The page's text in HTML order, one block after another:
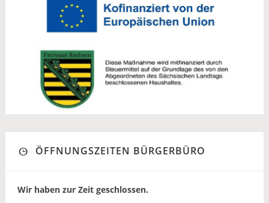
ÖFFNUNGSZEITEN BÜRGERBÜRO
Wir haben zur Zeit geschlossen.